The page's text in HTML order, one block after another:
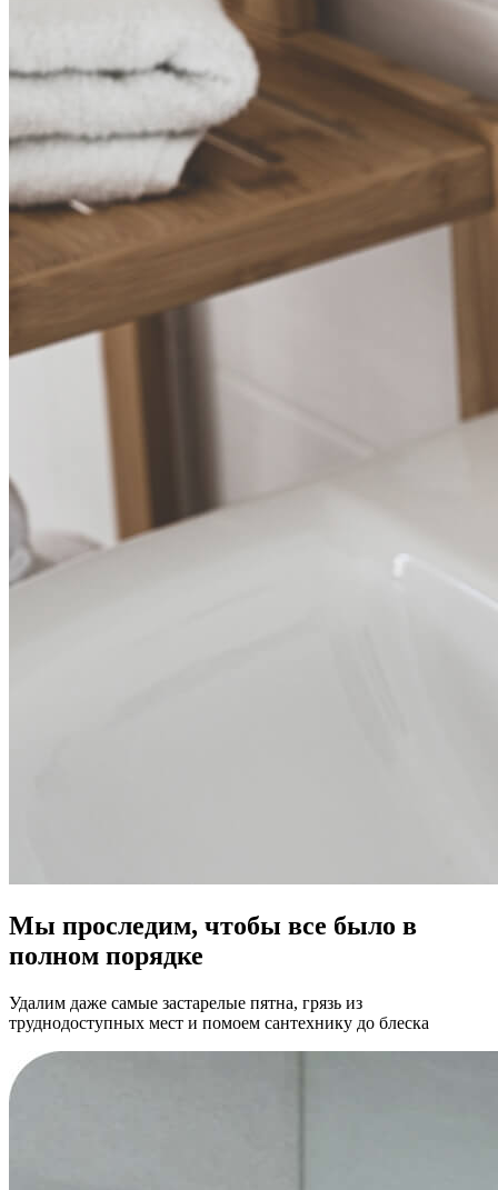
Мы проследим, чтобы все было в
полном порядке
Удалим даже самые застарелые пятна, грязь из
труднодоступных мест и помоем сантехнику до блеска